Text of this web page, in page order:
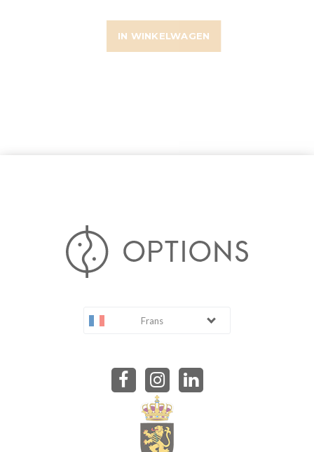
IN WINKELWAGEN
Frans